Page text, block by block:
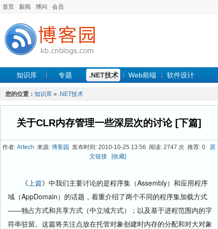
首页 新闻 博问 会员
知识库 专题 .NET技术 Web前端 软件设计
手机开发 软件工程
最新文章
您的位置： 知识库 » .NET技术
关于CLR内存管理一些深层次的讨论 [下篇]
作者: Artech 来源: 博客园 发布时间: 2010-10-25 13:56 阅读: 2747 次 推荐: 0 原
文链接
[收藏]
《上篇》中我们主要讨论的是程序集（Assembly）和应用程序
域（AppDomain）的话题，着重介绍了两个不同的程序集加载方式
——独占方式和共享方式（中立域方式）；以及基于进程范围内的字
符串驻留。这篇将关注点放在托管对象创建时内存的分配和对大对象